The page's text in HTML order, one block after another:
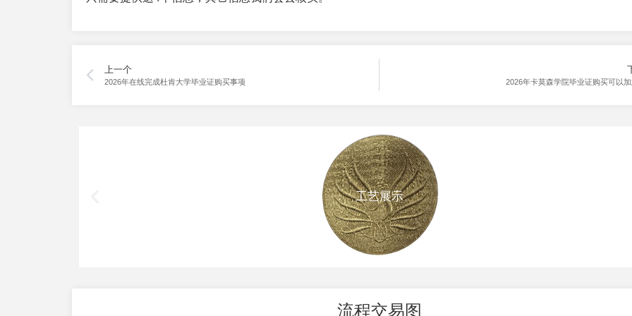
上一个
2026年在线完成杜肯大学毕业证购买事项 2026年卡莫森学院毕业证购买可以加
工艺展示
流程交易图